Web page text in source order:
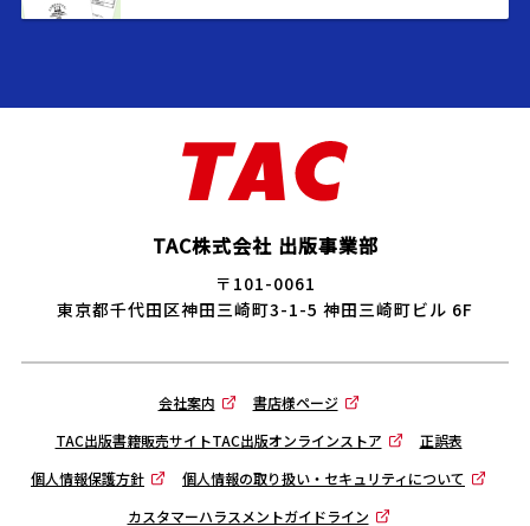
TAC株式会社 出版事業部
〒101-0061
東京都千代田区神田三崎町3-1-5 神田三崎町ビル 6F
会社案内
書店様ページ
TAC出版書籍販売サイトTAC出版オンラインストア
正誤表
個人情報保護方針
個人情報の取り扱い・セキュリティについて
カスタマーハラスメントガイドライン